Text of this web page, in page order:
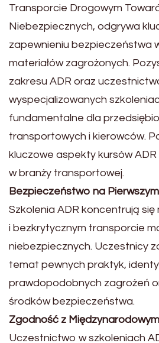
Transporcie Drogowym
Niebezpiecznych, odgrywa
zapewnieniu bezpieczeństwa
materiałów zagrożonych.
zakresu ADR oraz
wyspecjalizowanych
fundamentalne dla
transportowych i kierowców.
kluczowe aspekty kursów
w branży transportowej.
Bezpieczeństwo na
Szkolenia ADR koncentrują
i bezkrytycznym transporcie
niebezpiecznych. Uczestnicy
temat pewnych praktyk,
prawdopodobnych zagrożeń
środków bezpieczeństwa.
Zgodność z
Uczestnictwo w szkoleniach